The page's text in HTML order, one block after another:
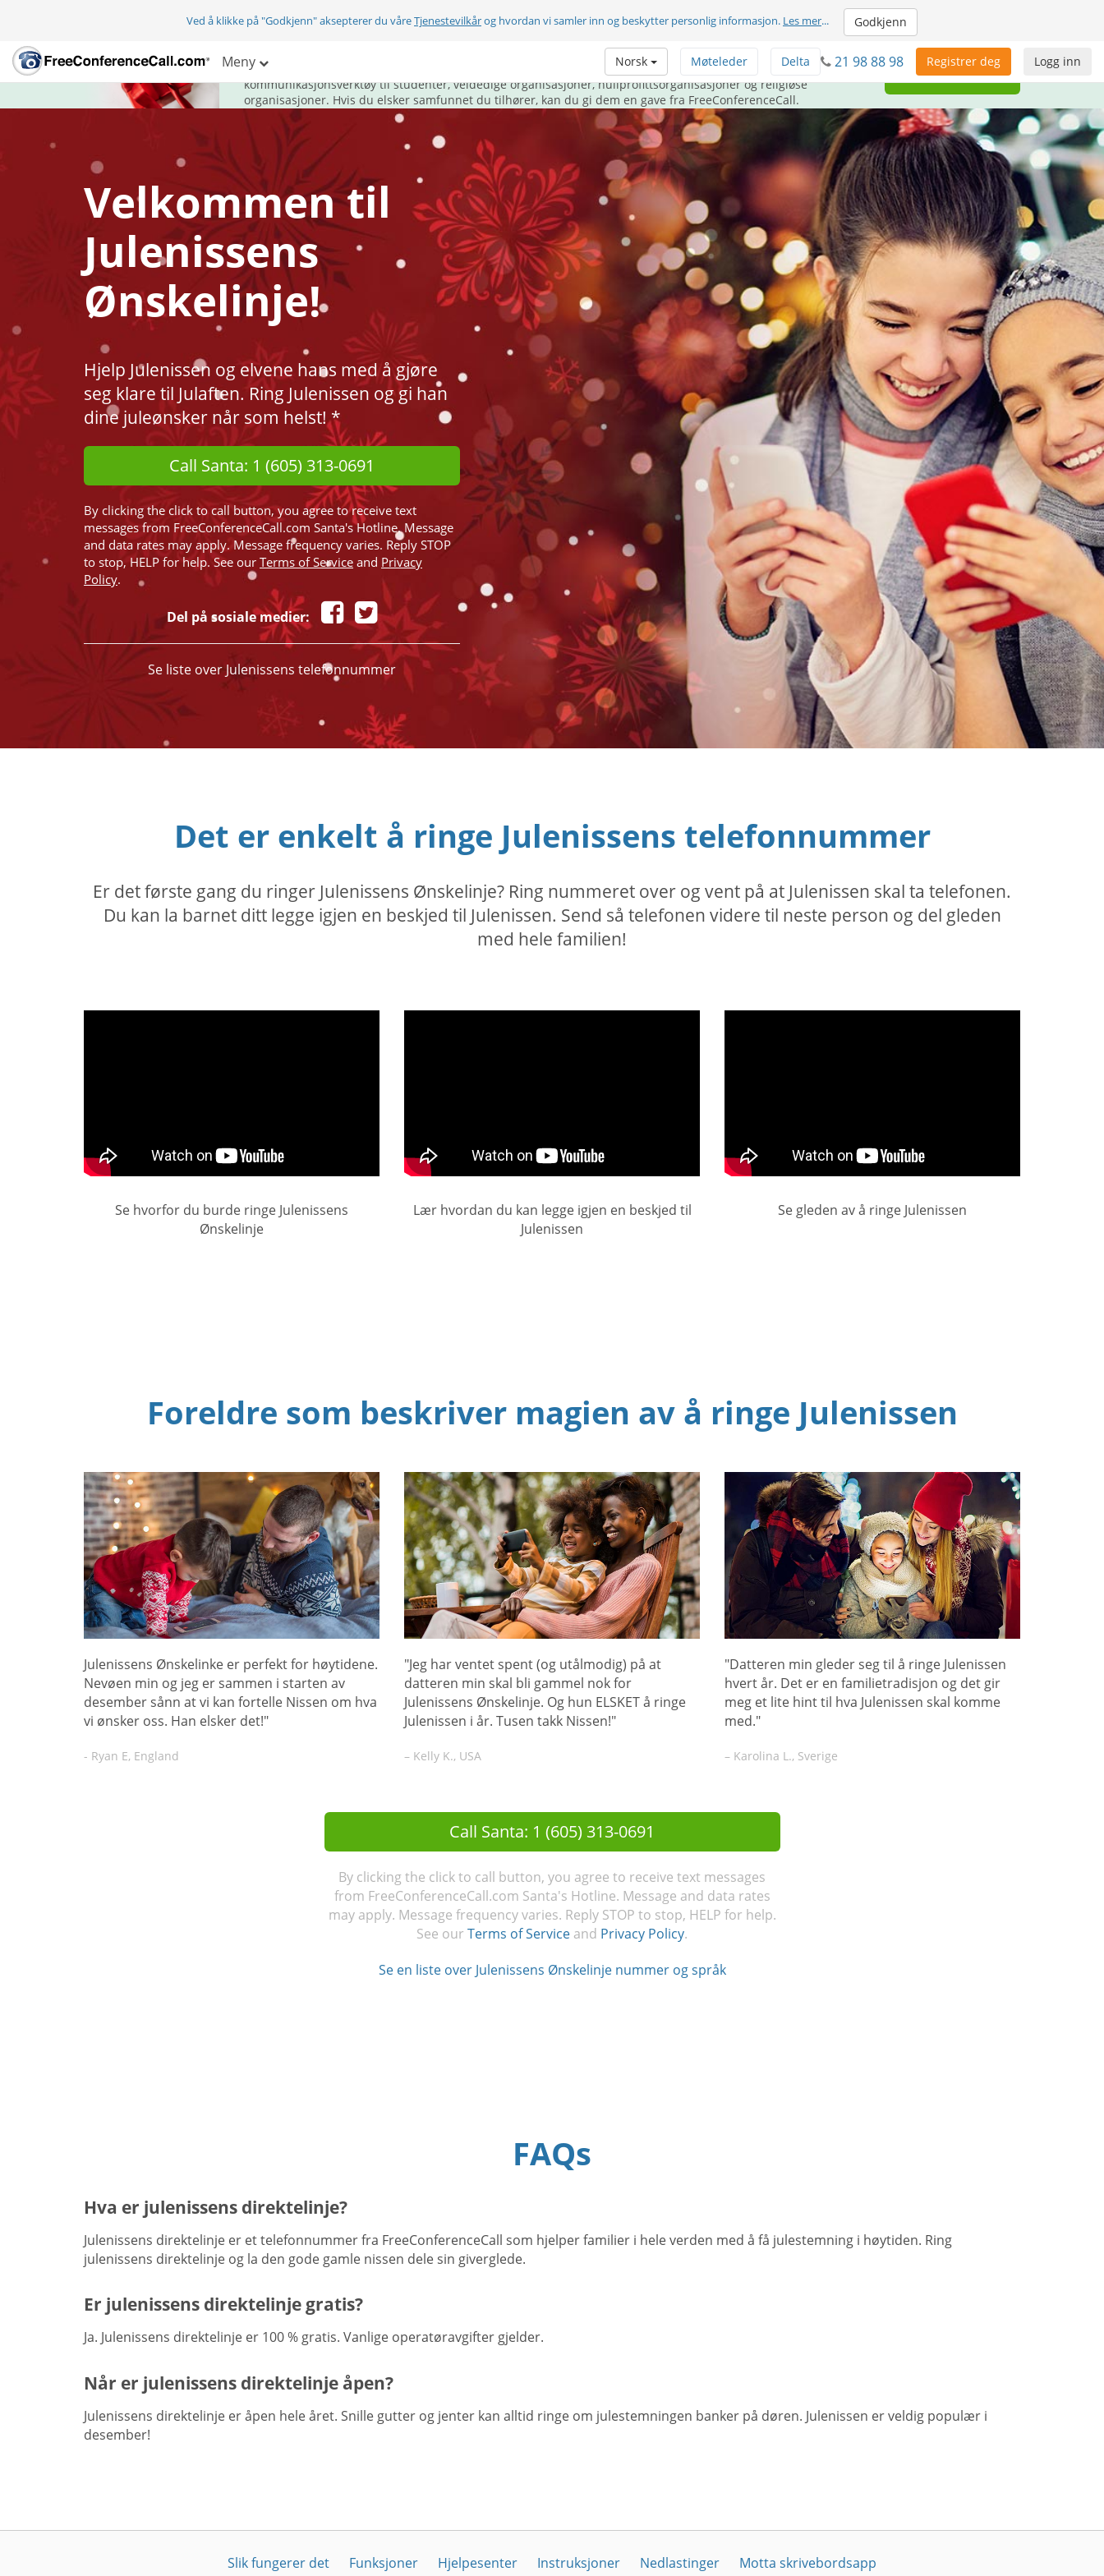
Ved å klikke på "Godkjenn" aksepterer du våreTjenestevilkårog hvordan vi samler inn og beskytter personlig informasjon. Les mer... Godkjenn
Meny Logg inn
Registrer deg
21 98 88 98
Delta
Møteleder
Norsk
Gi kommunikasjon i gave til noen under denne høytiden.
FreeConferenceCall.com tjener samfunnet på den beste mulige måten vi vet om - ved å sørge for GRATIS
kommunikasjonsverktøy til studenter, veldedige organisasjoner, nullprofittsorganisasjoner og religiøse
organisasjoner. Hvis du elsker samfunnet du tilhører, kan du gi dem en gave fra FreeConferenceCall.
Gi tilbake
Velkommen til
Julenissens
Ønskelinje!
Hjelp Julenissen og elvene hans med å gjøre
seg klare til Julaften. Ring Julenissen og gi han
dine juleønsker når som helst! *
Call Santa: 1 (605) 313-0691
By clicking the click to call button, you agree to receive text
messages from FreeConferenceCall.com Santa's Hotline. Message
and data rates may apply. Message frequency varies. Reply STOP
to stop, HELP for help. See our Terms of Service and Privacy
Policy.
Del på sosiale medier:
Se liste over Julenissens telefonnummer
Det er enkelt å ringe Julenissens telefonnummer
Er det første gang du ringer Julenissens Ønskelinje? Ring nummeret over og vent på at Julenissen skal ta telefonen.
Du kan la barnet ditt legge igjen en beskjed til Julenissen. Send så telefonen videre til neste person og del gleden
med hele familien!
Se hvorfor du burde ringe Julenissens
Ønskelinje
Lær hvordan du kan legge igjen en beskjed til
Julenissen
Se gleden av å ringe Julenissen
Foreldre som beskriver magien av å ringe Julenissen
Julenissens Ønskelinke er perfekt for høytidene.
Nevøen min og jeg er sammen i starten av
desember sånn at vi kan fortelle Nissen om hva
vi ønsker oss. Han elsker det!"
- Ryan E, England
"Jeg har ventet spent (og utålmodig) på at
datteren min skal bli gammel nok for
Julenissens Ønskelinje. Og hun ELSKET å ringe
Julenissen i år. Tusen takk Nissen!"
– Kelly K., USA
"Datteren min gleder seg til å ringe Julenissen
hvert år. Det er en familietradisjon og det gir
meg et lite hint til hva Julenissen skal komme
med."
– Karolina L., Sverige
Call Santa: 1 (605) 313-0691
By clicking the click to call button, you agree to receive text messages
from FreeConferenceCall.com Santa's Hotline. Message and data rates
may apply. Message frequency varies. Reply STOP to stop, HELP for help.
See our Terms of Service and Privacy Policy.
Se en liste over Julenissens Ønskelinje nummer og språk
FAQs
Hva er julenissens direktelinje?
Julenissens direktelinje er et telefonnummer fra FreeConferenceCall som hjelper familier i hele verden med å få julestemning i høytiden. Ring
julenissens direktelinje og la den gode gamle nissen dele sin giverglede.
Er julenissens direktelinje gratis?
Ja. Julenissens direktelinje er 100 % gratis. Vanlige operatøravgifter gjelder.
Når er julenissens direktelinje åpen?
Julenissens direktelinje er åpen hele året. Snille gutter og jenter kan alltid ringe om julestemningen banker på døren. Julenissen er veldig populær i
desember!
Slik fungerer det Funksjoner Hjelpesenter Instruksjoner Nedlastinger Motta skrivebordsapp